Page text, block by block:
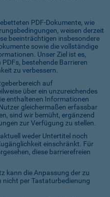
PDF-Dokumente, wie
weisen derzeit
beeinträchtigen insbesondere
sowie die vollständige
Unser Ziel ist es,
bestehende Barrieren
zu verbessern.
auf
über ein unzureichendes
enthaltenen Informationen
gleichermaßen erfassbar
sind wir bemüht, ergänzend
zur Verfügung zu stellen.
weder Untertitel noch
einschränkt. Für
diese barrierefreien
kann die Anpassung der zu
nicht per Tastaturbedienung